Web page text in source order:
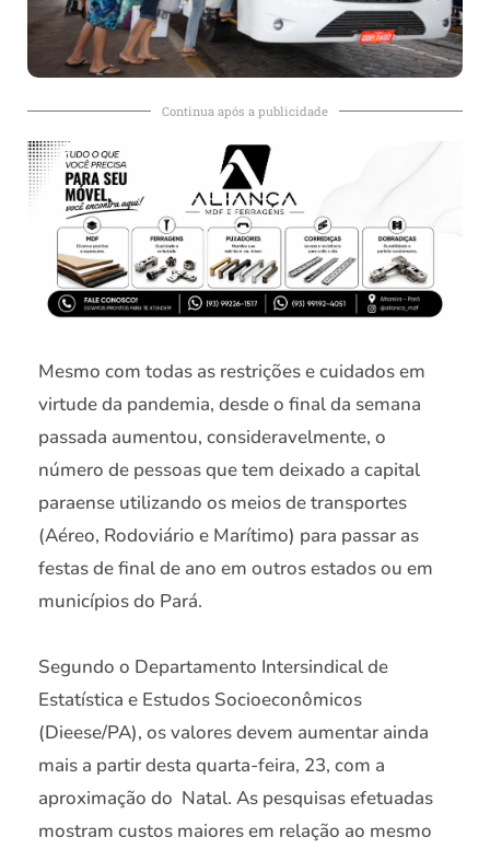
Continua após a publicidade
Mesmo com todas as restrições e cuidados em
virtude da pandemia, desde o final da semana
passada aumentou, consideravelmente, o
número de pessoas que tem deixado a capital
paraense utilizando os meios de transportes
(Aéreo, Rodoviário e Marítimo) para passar as
festas de final de ano em outros estados ou em
municípios do Pará.
Segundo o Departamento Intersindical de
Estatística e Estudos Socioeconômicos
(Dieese/PA), os valores devem aumentar ainda
mais a partir desta quarta-feira, 23, com a
aproximação do Natal. As pesquisas efetuadas
mostram custos maiores em relação ao mesmo